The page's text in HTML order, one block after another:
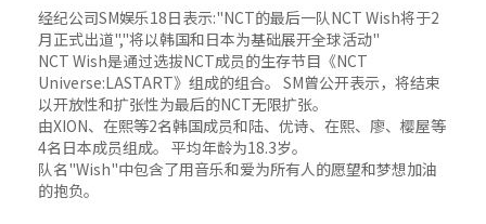
经纪公司SM娱乐18日表示:"NCT的最后一队NCT Wish将于2
月正式出道","将以韩国和日本为基础展开全球活动"
NCT Wish是通过选拔NCT成员的生存节目《NCT
Universe:LASTART》组成的组合。 SM曾公开表示，将结束
以开放性和扩张性为最后的NCT无限扩张。
由XION、在熙等2名韩国成员和陆、优诗、在熙、廖、樱屋等
4名日本成员组成。 平均年龄为18.3岁。
队名"Wish"中包含了用音乐和爱为所有人的愿望和梦想加油
的抱负。